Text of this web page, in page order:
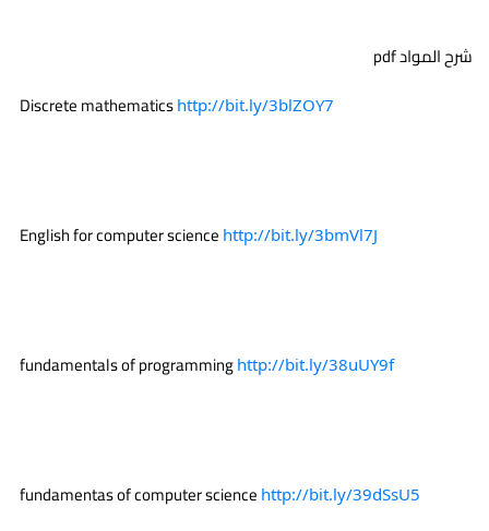
شرح المواد pdf
Discrete mathematics http://bit.ly/3blZOY7
English for computer science http://bit.ly/3bmVl7J
fundamentals of programming http://bit.ly/38uUY9f
fundamentas of computer science http://bit.ly/39dSsU5